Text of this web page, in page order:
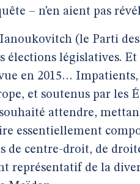
– n’en aient pas
(le Parti
élections législatives.
en 2015…
et soutenus par les
attendre,
essentiellement
de centre-droit, de
représentatif de la